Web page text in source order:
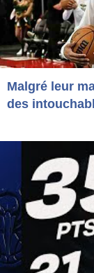
Malgré leur
des